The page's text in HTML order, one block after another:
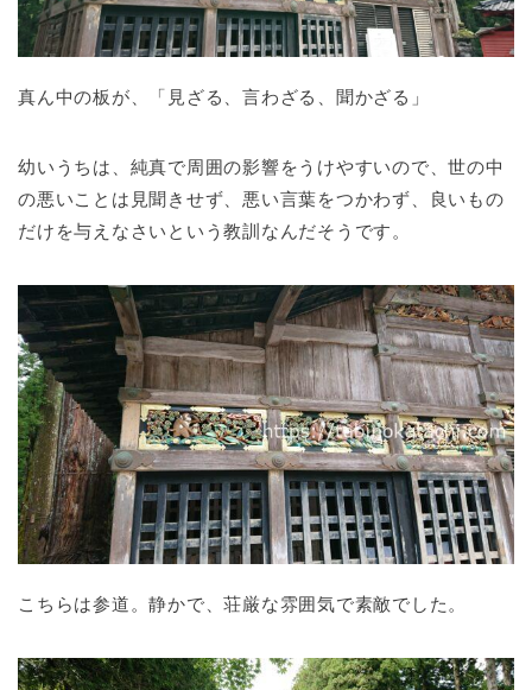
真ん中の板が、「見ざる、言わざる、聞かざる」
幼いうちは、純真で周囲の影響をうけやすいので、世の中
の悪いことは見聞きせず、悪い言葉をつかわず、良いもの
だけを与えなさいという教訓なんだそうです。
こちらは参道。静かで、荘厳な雰囲気で素敵でした。